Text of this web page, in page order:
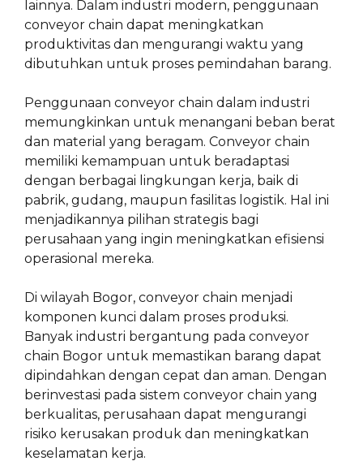
lainnya. Dalam industri modern, penggunaan
conveyor chain dapat meningkatkan
produktivitas dan mengurangi waktu yang
dibutuhkan untuk proses pemindahan barang.
Penggunaan conveyor chain dalam industri
memungkinkan untuk menangani beban berat
dan material yang beragam. Conveyor chain
memiliki kemampuan untuk beradaptasi
dengan berbagai lingkungan kerja, baik di
pabrik, gudang, maupun fasilitas logistik. Hal ini
menjadikannya pilihan strategis bagi
perusahaan yang ingin meningkatkan efisiensi
operasional mereka.
Di wilayah Bogor, conveyor chain menjadi
komponen kunci dalam proses produksi.
Banyak industri bergantung pada conveyor
chain Bogor untuk memastikan barang dapat
dipindahkan dengan cepat dan aman. Dengan
berinvestasi pada sistem conveyor chain yang
berkualitas, perusahaan dapat mengurangi
risiko kerusakan produk dan meningkatkan
keselamatan kerja.